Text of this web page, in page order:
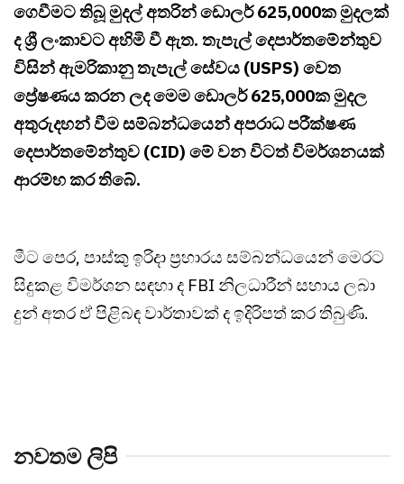
ගෙවීමට තිබූ මුදල් අතරින් ඩොලර් 625,000ක මුදලක්
ද ශ්‍රී ලංකාවට අහිමි වී ඇත. තැපැල් දෙපාර්තමේන්තුව
විසින් ඇමරිකානු තැපැල් සේවය (USPS) වෙත
ප්‍රේෂණය කරන ලද මෙම ඩොලර් 625,000ක මුදල
අතුරුදහන් වීම සම්බන්ධයෙන් අපරාධ පරීක්ෂණ
දෙපාර්තමේන්තුව (CID) මේ වන විටත් විමර්ශනයක්
ආරම්භ කර තිබේ.
මීට පෙර, පාස්කු ඉරිදා ප්‍රහාරය සම්බන්ධයෙන් මෙරට
සිදුකළ විමර්ශන සඳහා ද FBI නිලධාරීන් සහාය ලබා
දුන් අතර ඒ පිළිබඳ වාර්තාවක් ද ඉදිරිපත් කර තිබුණි.
නවතම ලිපි